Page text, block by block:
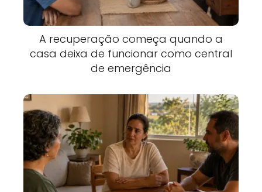
A recuperação começa quando a
casa deixa de funcionar como central
de emergência